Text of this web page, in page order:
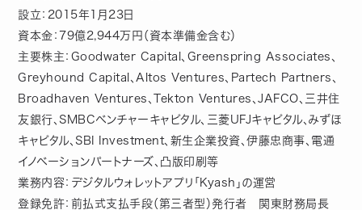
設立：2015年1月23日
資本金：79億2,944万円（資本準備金含む）
主要株主：Goodwater Capital、Greenspring Associates、
Greyhound Capital、Altos Ventures、Partech Partners、
Broadhaven Ventures、Tekton Ventures、JAFCO、三井住
友銀行、SMBCベンチャーキャピタル、三菱UFJキャピタル、みずほ
キャピタル、SBI Investment、新生企業投資、伊藤忠商事、電通
イノベーションパートナーズ、凸版印刷等
業務内容：デジタルウォレットアプリ「Kyash」の運営
登録免許：前払式支払手段（第三者型）発行者 関東財務局長